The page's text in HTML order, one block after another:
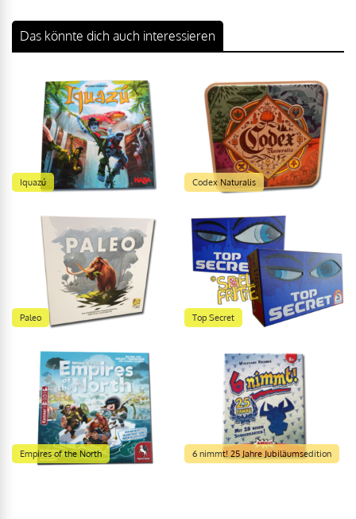
Das könnte dich auch interessieren
Iquazú Codex Naturalis
Paleo Top Secret
Empires of the North 6 nimmt! 25 Jahre Jubiläumsedition